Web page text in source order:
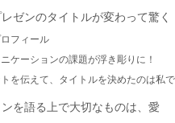
ゼンのタイトルが変わって驚く
フィール
ケーションの課題が浮き彫りに！
を伝えて、タイトルを決めたのは私
を語る上で大切なものは、愛